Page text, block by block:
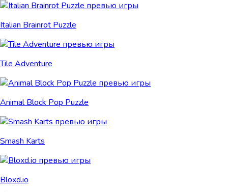
Italian Brainrot Puzzle
Tile Adventure
Animal Block Pop Puzzle
Smash Karts
Bloxd.io